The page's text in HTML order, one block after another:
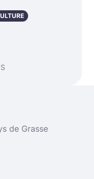
de Grasse